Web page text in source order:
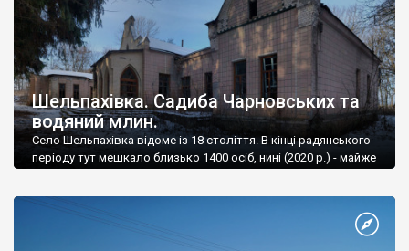
Шельпахівка. Садиба Чарновських та
водяний млин.
Село Шельпахівка відоме із 18 століття. В кінці радянського
періоду тут мешкало близько 1400 осіб, нині (2020 р.) - майже